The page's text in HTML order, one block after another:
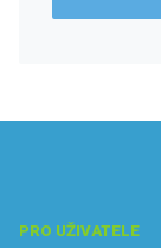
PRO UŽIVATELE